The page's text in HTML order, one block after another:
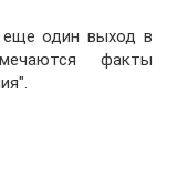
один выход в
факты